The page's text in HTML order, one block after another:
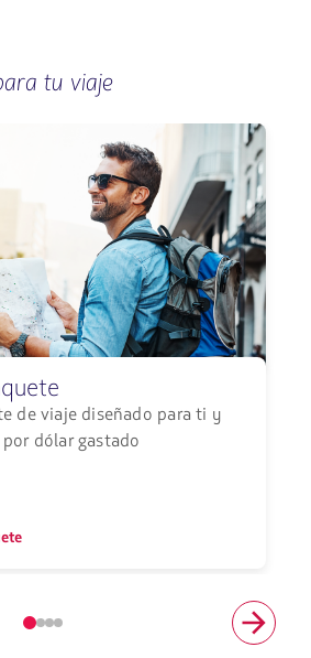
tu viaje
de viaje diseñado para ti y
dólar gastado
Elemento